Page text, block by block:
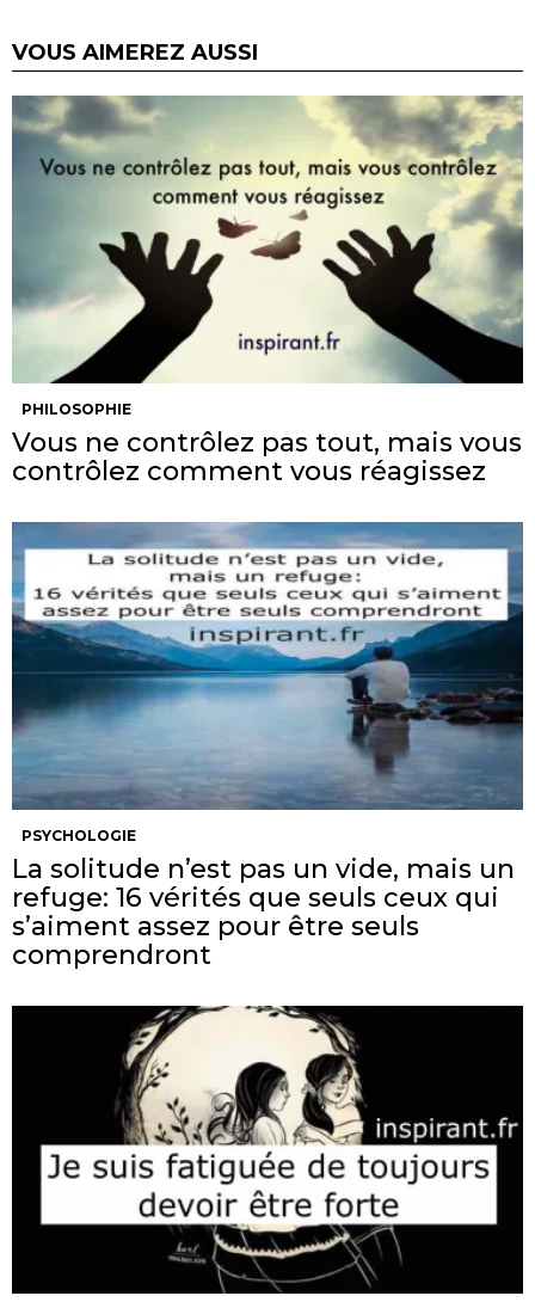
VOUS AIMEREZ AUSSI
PHILOSOPHIE
Vous ne contrôlez pas tout, mais vous
contrôlez comment vous réagissez
PSYCHOLOGIE
La solitude n’est pas un vide, mais un
refuge: 16 vérités que seuls ceux qui
s’aiment assez pour être seuls
comprendront